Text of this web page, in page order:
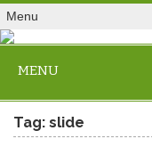
Menu
MENU
Tag: slide